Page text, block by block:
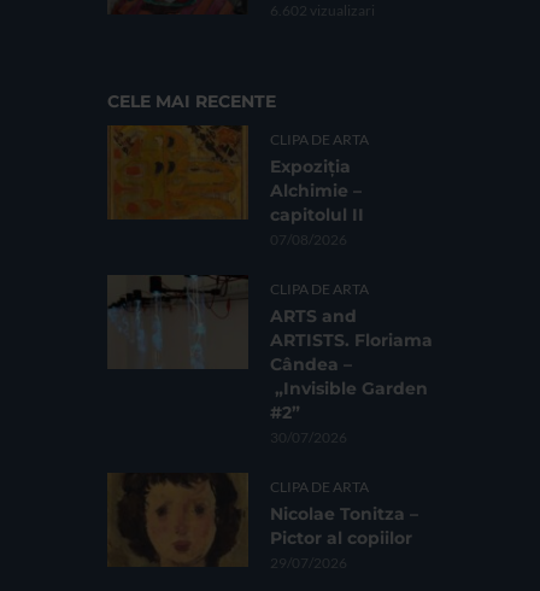
6.602 vizualizari
CELE MAI RECENTE
CLIPA DE ARTA
Expoziția
Alchimie –
capitolul II
07/08/2026
CLIPA DE ARTA
ARTS and
ARTISTS. Floriama
Cândea –
„Invisible Garden
#2”
30/07/2026
CLIPA DE ARTA
Nicolae Tonitza –
Pictor al copiilor
29/07/2026